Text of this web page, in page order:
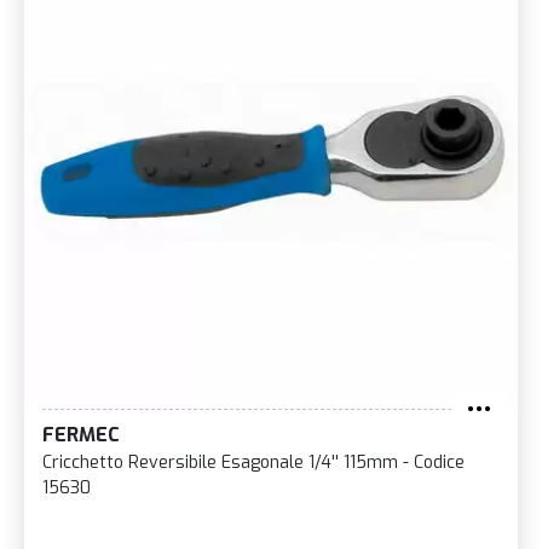
FERMEC
Cricchetto Reversibile Esagonale 1/4'' 115mm - Codice
15630